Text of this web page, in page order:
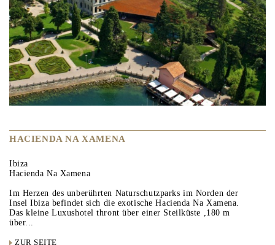
HACIENDA NA XAMENA
Ibiza
Hacienda Na Xamena
Im Herzen des unberührten Naturschutzparks im Norden der
Insel Ibiza befindet sich die exotische Hacienda Na Xamena.
Das kleine Luxushotel thront über einer Steilküste ,180 m
über...
ZUR SEITE